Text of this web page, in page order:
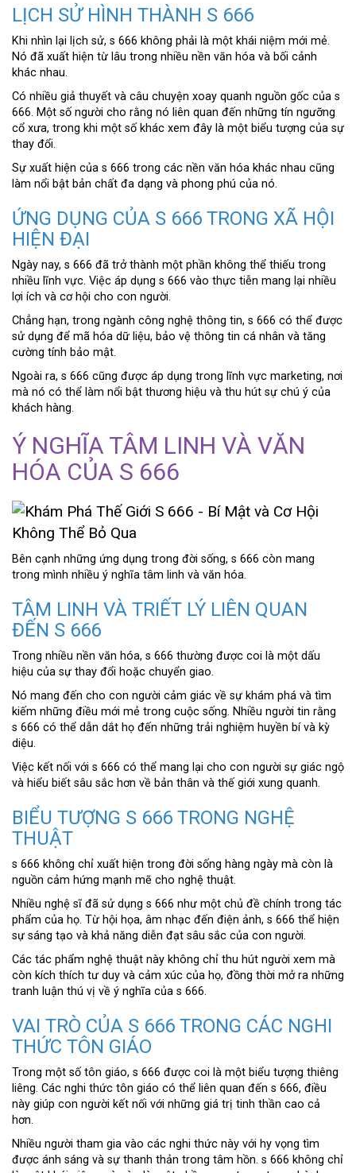
LỊCH SỬ HÌNH THÀNH S 666
Khi nhìn lại lịch sử, s 666 không phải là một khái niệm mới mẻ.
Nó đã xuất hiện từ lâu trong nhiều nền văn hóa và bối cảnh
khác nhau.
Có nhiều giả thuyết và câu chuyện xoay quanh nguồn gốc của s
666. Một số người cho rằng nó liên quan đến những tín ngưỡng
cổ xưa, trong khi một số khác xem đây là một biểu tượng của sự
thay đổi.
Sự xuất hiện của s 666 trong các nền văn hóa khác nhau cũng
làm nổi bật bản chất đa dạng và phong phú của nó.
ỨNG DỤNG CỦA S 666 TRONG XÃ HỘI
HIỆN ĐẠI
Ngày nay, s 666 đã trở thành một phần không thể thiếu trong
nhiều lĩnh vực. Việc áp dụng s 666 vào thực tiễn mang lại nhiều
lợi ích và cơ hội cho con người.
Chẳng hạn, trong ngành công nghệ thông tin, s 666 có thể được
sử dụng để mã hóa dữ liệu, bảo vệ thông tin cá nhân và tăng
cường tính bảo mật.
Ngoài ra, s 666 cũng được áp dụng trong lĩnh vực marketing, nơi
mà nó có thể làm nổi bật thương hiệu và thu hút sự chú ý của
khách hàng.
Ý NGHĨA TÂM LINH VÀ VĂN
HÓA CỦA S 666
Bên cạnh những ứng dụng trong đời sống, s 666 còn mang
trong mình nhiều ý nghĩa tâm linh và văn hóa.
TÂM LINH VÀ TRIẾT LÝ LIÊN QUAN
ĐẾN S 666
Trong nhiều nền văn hóa, s 666 thường được coi là một dấu
hiệu của sự thay đổi hoặc chuyển giao.
Nó mang đến cho con người cảm giác về sự khám phá và tìm
kiếm những điều mới mẻ trong cuộc sống. Nhiều người tin rằng
s 666 có thể dẫn dắt họ đến những trải nghiệm huyền bí và kỳ
diệu.
Việc kết nối với s 666 có thể mang lại cho con người sự giác ngộ
và hiểu biết sâu sắc hơn về bản thân và thế giới xung quanh.
BIỂU TƯỢNG S 666 TRONG NGHỆ
THUẬT
s 666 không chỉ xuất hiện trong đời sống hàng ngày mà còn là
nguồn cảm hứng mạnh mẽ cho nghệ thuật.
Nhiều nghệ sĩ đã sử dụng s 666 như một chủ đề chính trong tác
phẩm của họ. Từ hội họa, âm nhạc đến điện ảnh, s 666 thể hiện
sự sáng tạo và khả năng diễn đạt sâu sắc của con người.
Các tác phẩm nghệ thuật này không chỉ thu hút người xem mà
còn kích thích tư duy và cảm xúc của họ, đồng thời mở ra những
tranh luận thú vị về ý nghĩa của s 666.
VAI TRÒ CỦA S 666 TRONG CÁC NGHI
THỨC TÔN GIÁO
Trong một số tôn giáo, s 666 được coi là một biểu tượng thiêng
liêng. Các nghi thức tôn giáo có thể liên quan đến s 666, điều
này giúp con người kết nối với những giá trị tinh thần cao cả
hơn.
Nhiều người tham gia vào các nghi thức này với hy vọng tìm
được ánh sáng và sự thanh thản trong tâm hồn. s 666 không chỉ